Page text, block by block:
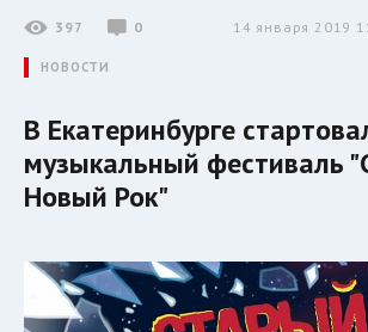
397 0 14 января 2019
НОВОСТИ
В Екатеринбурге
музыкальный фестиваль
Новый Рок"